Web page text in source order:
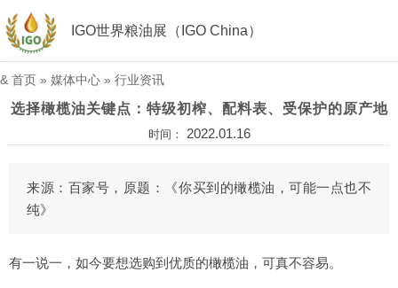
IGO世界粮油展（IGO China）
& 首页 » 媒体中心 » 行业资讯
选择橄榄油关键点：特级初榨、配料表、受保护的原产地
时间： 2022.01.16
来源：百家号，原题：《你买到的橄榄油，可能一点也不
纯》
有一说一，如今要想选购到优质的橄榄油，可真不容易。